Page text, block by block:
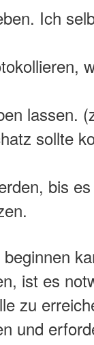
Ich
lassen.
sollte
bis
ist es
zu
und